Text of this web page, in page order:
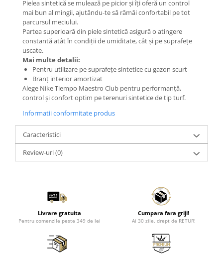
Pielea sintetică se mulează pe picior și îți oferă un control
mai bun al mingii, ajutându-te să rămâi confortabil pe tot
parcursul meciului.
Partea superioară din piele sintetică asigură o atingere
constantă atât în condiții de umiditate, cât și pe suprafețe
uscate.
Mai multe detalii:
Pentru utilizare pe suprafețe sintetice cu gazon scurt
Branț interior amortizat
Alege Nike Tiempo Maestro Club pentru performanță,
control și confort optim pe terenuri sintetice de tip turf.
Informatii conformitate produs
Caracteristici
Review-uri(0)
Livrare gratuita
Pentru comenzile peste 349 de lei
Cumpara fara griji!
Ai 30 zile, drept de RETUR!